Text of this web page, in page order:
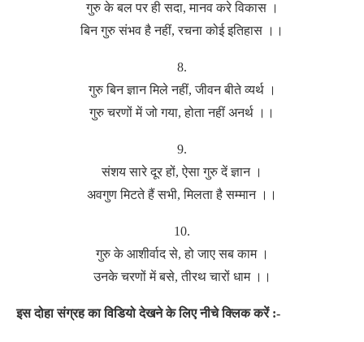
गुरु के बल पर ही सदा, मानव करे विकास ।
बिन गुरु संभव है नहीं, रचना कोई इतिहास ।।
8.
गुरु बिन ज्ञान मिले नहीं, जीवन बीते व्यर्थ ।
गुरु चरणों में जो गया, होता नहीं अनर्थ ।।
9.
संशय सारे दूर हों, ऐसा गुरु दें ज्ञान ।
अवगुण मिटते हैं सभी, मिलता है सम्मान ।।
10.
गुरु के आशीर्वाद से, हो जाए सब काम ।
उनके चरणों में बसे, तीरथ चारों धाम ।।
इस दोहा संग्रह का विडियो देखने के लिए नीचे क्लिक करें :-